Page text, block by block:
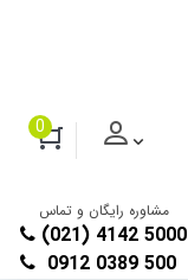
0
مشاوره رایگان و تماس
(021) 4142 5000
0912 0389 500